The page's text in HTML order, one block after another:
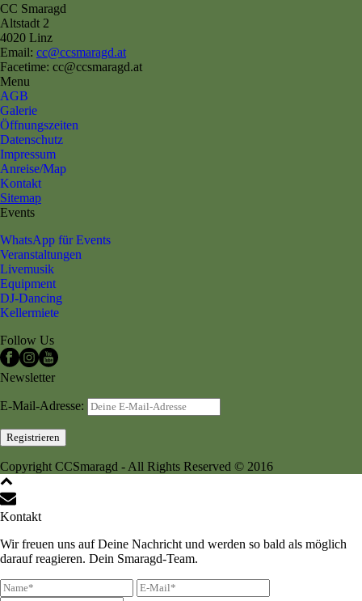
CC Smaragd
Altstadt 2
4020 Linz
Email: cc@ccsmaragd.at
Facetime: cc@ccsmaragd.at
Menu
AGB
Galerie
Öffnungszeiten
Datenschutz
Impressum
Anreise/Map
Kontakt
Sitemap
Events
WhatsApp für Events
Veranstaltungen
Livemusik
Equipment
DJ-Dancing
Kellermiete
Follow Us
Newsletter
E-Mail-Adresse:
Copyright CCSmaragd - All Rights Reserved © 2016
Kontakt
Wir freuen uns auf Deine Nachricht und werden so bald als möglich
darauf reagieren. Dein Smaragd-Team.